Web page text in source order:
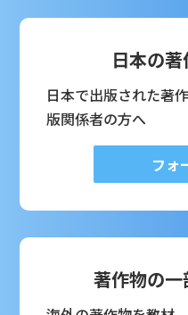
日本の
日本で出版された著
版関係者の方へ
フォ
著作物の